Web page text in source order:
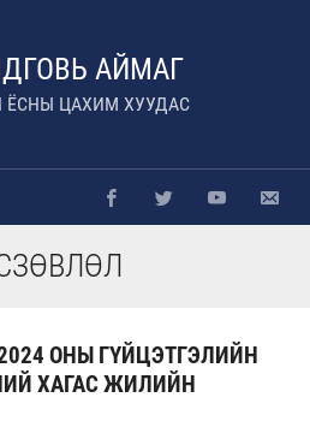
АЙМАГ
ЁСНЫ ЦАХИМ ХУУДАС
ОНЫ ГҮЙЦЭТГЭЛИЙН
ХАГАС ЖИЛИЙН